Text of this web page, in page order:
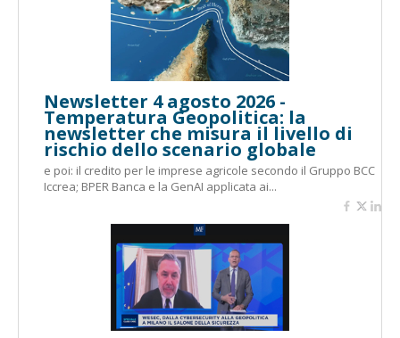
Newsletter 4 agosto 2026 -
Temperatura Geopolitica: la
newsletter che misura il livello di
rischio dello scenario globale
e poi: il credito per le imprese agricole secondo il Gruppo BCC
Iccrea; BPER Banca e la GenAI applicata ai...